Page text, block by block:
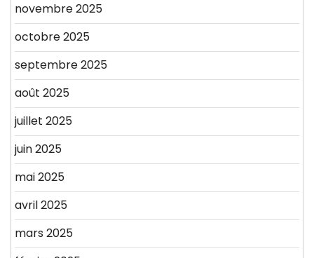
novembre 2025
octobre 2025
septembre 2025
août 2025
juillet 2025
juin 2025
mai 2025
avril 2025
mars 2025